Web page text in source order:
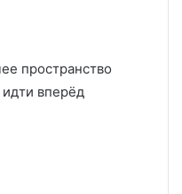
пространство
вперёд